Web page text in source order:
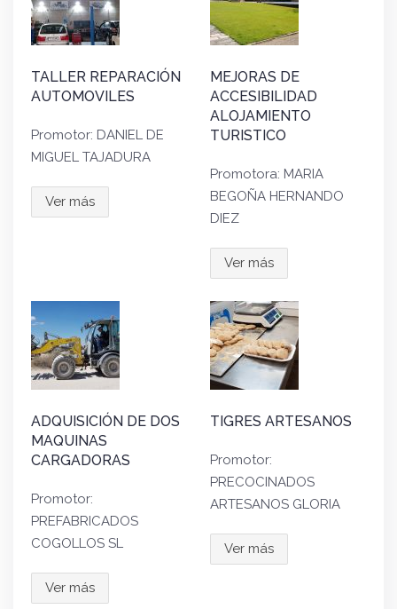
TALLER REPARACIÓN
AUTOMOVILES
Promotor: DANIEL DE
MIGUEL TAJADURA
Ver más
MEJORAS DE
ACCESIBILIDAD
ALOJAMIENTO
TURISTICO
Promotora: MARIA
BEGOÑA HERNANDO
DIEZ
Ver más
ADQUISICIÓN DE DOS
MAQUINAS
CARGADORAS
Promotor:
PREFABRICADOS
COGOLLOS SL
Ver más
TIGRES ARTESANOS
Promotor:
PRECOCINADOS
ARTESANOS GLORIA
Ver más